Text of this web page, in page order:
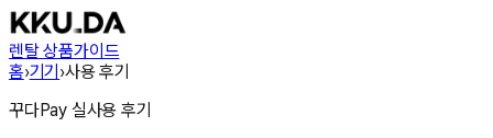
렌탈 상품가이드
홈›기기›사용 후기
꾸다Pay 실사용 후기